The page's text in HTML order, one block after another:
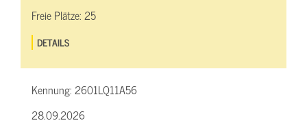
Freie Plätze:25
DETAILS
Kennung:2601LQ11A56
28.09.2026